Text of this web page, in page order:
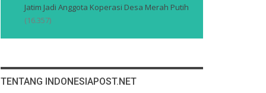
Jatim Jadi Anggota Koperasi Desa Merah Putih
(16.357)
TENTANG INDONESIAPOST.NET